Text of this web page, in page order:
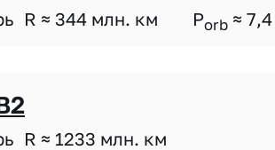
R ≈ 344 млн. км Porb ≈ 7,4
R ≈ 1233 млн. км